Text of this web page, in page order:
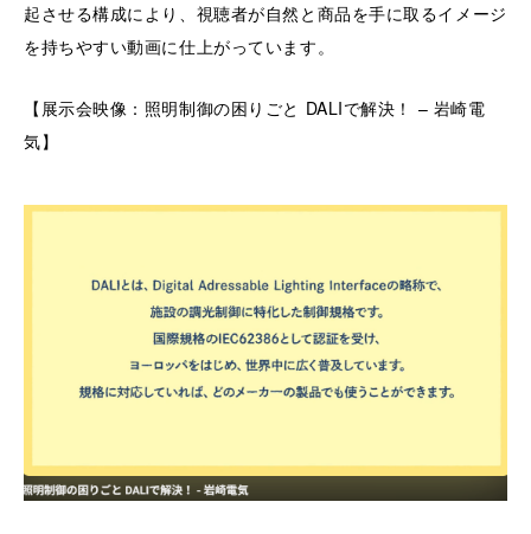
起させる構成により、視聴者が自然と商品を手に取るイメージ
を持ちやすい動画に仕上がっています。
【展示会映像：照明制御の困りごと DALIで解決！ – 岩崎電
気】